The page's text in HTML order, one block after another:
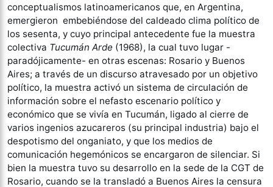
conceptualismos latinoamericanos que, en Argentina,
emergieron embebiéndose del caldeado clima político de
los sesenta, y cuyo principal antecedente fue la muestra
colectiva Tucumán Arde (1968), la cual tuvo lugar -
paradójicamente- en otras escenas: Rosario y Buenos
Aires; a través de un discurso atravesado por un objetivo
político, la muestra activó un sistema de circulación de
información sobre el nefasto escenario político y
económico que se vivía en Tucumán, ligado al cierre de
varios ingenios azucareros (su principal industria) bajo el
despotismo del onganiato, y que los medios de
comunicación hegemónicos se encargaron de silenciar. Si
bien la muestra tuvo su desarrollo en la sede de la CGT de
Rosario, cuando se la transladó a Buenos Aires la censura